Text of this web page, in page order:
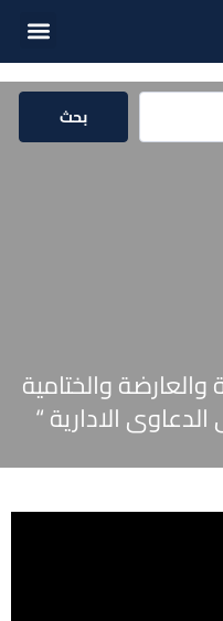
بحث
والعارضة والختامية
الادارية “